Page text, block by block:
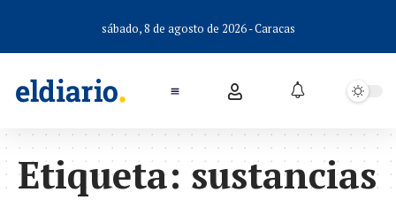
sábado, 8 de agosto de 2026 - Caracas
Etiqueta: sustancias